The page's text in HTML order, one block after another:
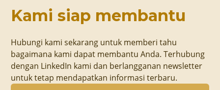
Kami siap membantu
Hubungi kami sekarang untuk memberi tahu
bagaimana kami dapat membantu Anda. Terhubung
dengan LinkedIn kami dan berlangganan newsletter
untuk tetap mendapatkan informasi terbaru.